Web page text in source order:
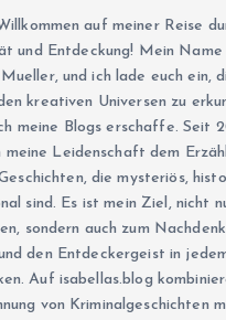
auf meiner Reise
und Entdeckung! Mein Name
Mueller, und ich lade euch ein,
kreativen Universen zu
meine Blogs erschaffe. Seit
meine Leidenschaft dem
die mysteriös,
sind. Es ist mein Ziel, nicht
sondern auch zum
den Entdeckergeist in
Auf isabellas.blog
von Kriminalgeschichten